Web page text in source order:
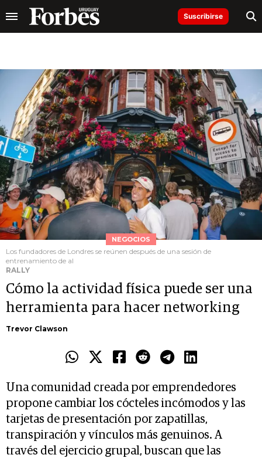
Suscribirse
NEGOCIOS
Los fundadores de Londres se reúnen después de una sesión de
entrenamiento de al
RALLY
Cómo la actividad física puede ser una
herramienta para hacer networking
Trevor Clawson
Una comunidad creada por emprendedores
propone cambiar los cócteles incómodos y las
tarjetas de presentación por zapatillas,
transpiración y vínculos más genuinos. A
través del ejercicio grupal, buscan que las